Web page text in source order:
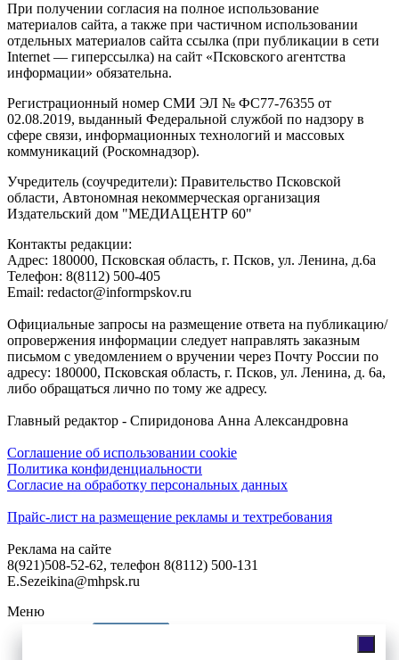
При получении согласия на полное использование
материалов сайта, а также при частичном использовании
отдельных материалов сайта ссылка (при публикации в сети
Internet — гиперссылка) на сайт «Псковского агентства
информации» обязательна.
Регистрационный номер СМИ ЭЛ № ФС77-76355 от
02.08.2019, выданный Федеральной службой по надзору в
сфере связи, информационных технологий и массовых
коммуникаций (Роскомнадзор).
Учредитель (соучредители): Правительство Псковской
области, Автономная некоммерческая организация
Издательский дом "МЕДИАЦЕНТР 60"
Контакты редакции:
Адреc: 180000, Псковская область, г. Псков, ул. Ленина, д.6а
Телефон: 8(8112) 500-405
Email: redactor@informpskov.ru
Официальные запросы на размещение ответа на публикацию/
опровержения информации следует направлять заказным
письмом с уведомлением о вручении через Почту России по
адресу: 180000, Псковская область, г. Псков, ул. Ленина, д. 6а,
либо обращаться лично по тому же адресу.
Главный редактор - Спиридонова Анна Александровна
Соглашение об использовании cookie
Политика конфиденциальности
Согласие на обработку персональных данных
Прайс-лист на размещение рекламы и техтребования
Реклама на сайте
8(921)508-52-62, телефон 8(8112) 500-131
E.Sezeikina@mhpsk.ru
Меню